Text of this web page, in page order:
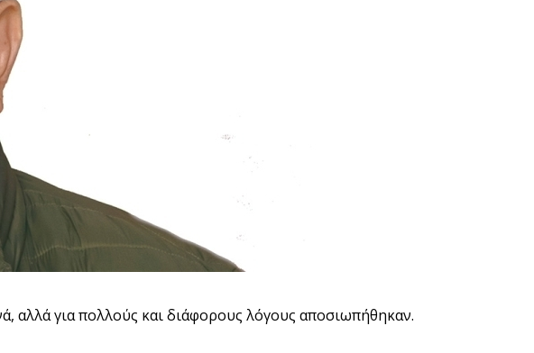
αλλά για πολλούς και διάφορους λόγους αποσιωπήθηκαν.